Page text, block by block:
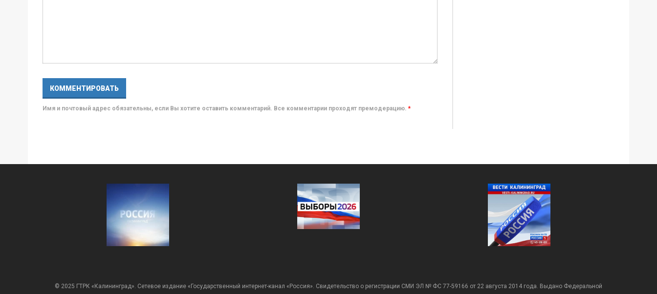
Имя и почтовый адрес обязательны, если Вы хотите оставить комментарий. Все комментарии проходят премодерацию. *
© 2025 ГТРК «Калининград». Сетевое издание «Государственный интернет-канал «Россия». Свидетельство о регистрации СМИ ЭЛ № ФС 77-59166 от 22 августа 2014 года. Выдано Федеральной